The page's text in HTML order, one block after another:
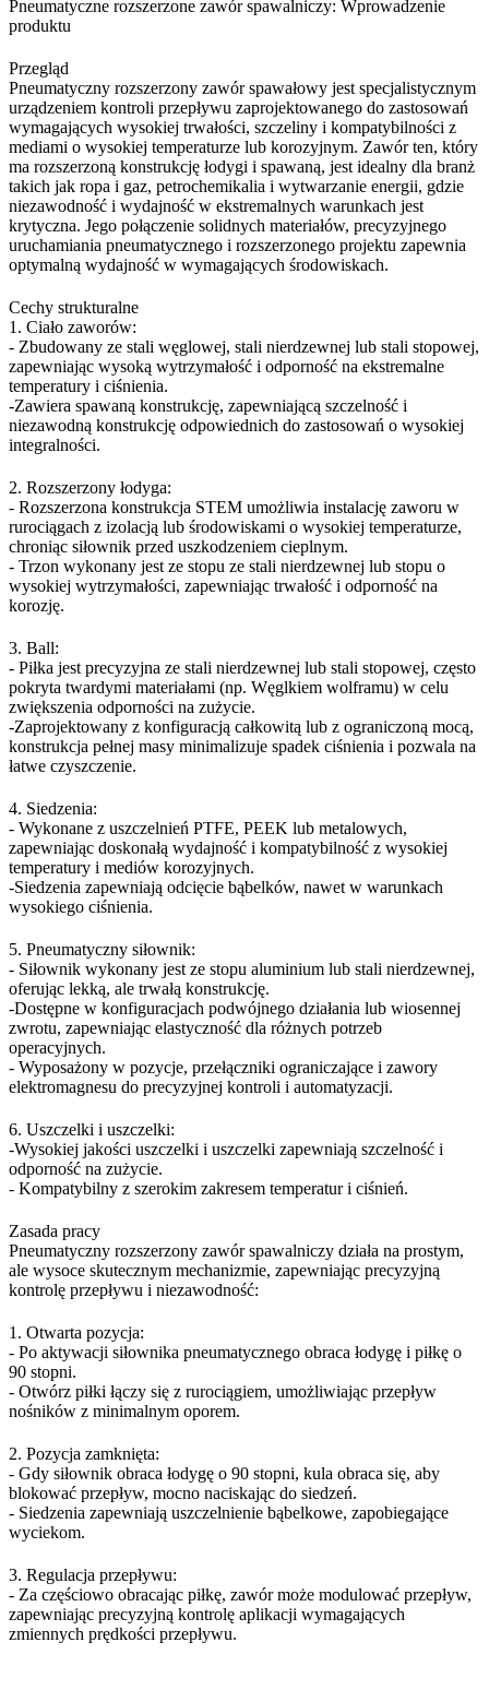
Pneumatyczne rozszerzone zawór spawalniczy: Wprowadzenie
produktu
Przegląd
Pneumatyczny rozszerzony zawór spawałowy jest specjalistycznym
urządzeniem kontroli przepływu zaprojektowanego do zastosowań
wymagających wysokiej trwałości, szczeliny i kompatybilności z
mediami o wysokiej temperaturze lub korozyjnym. Zawór ten, który
ma rozszerzoną konstrukcję łodygi i spawaną, jest idealny dla branż
takich jak ropa i gaz, petrochemikalia i wytwarzanie energii, gdzie
niezawodność i wydajność w ekstremalnych warunkach jest
krytyczna. Jego połączenie solidnych materiałów, precyzyjnego
uruchamiania pneumatycznego i rozszerzonego projektu zapewnia
optymalną wydajność w wymagających środowiskach.
Cechy strukturalne
1. Ciało zaworów:
- Zbudowany ze stali węglowej, stali nierdzewnej lub stali stopowej,
zapewniając wysoką wytrzymałość i odporność na ekstremalne
temperatury i ciśnienia.
-Zawiera spawaną konstrukcję, zapewniającą szczelność i
niezawodną konstrukcję odpowiednich do zastosowań o wysokiej
integralności.
2. Rozszerzony łodyga:
- Rozszerzona konstrukcja STEM umożliwia instalację zaworu w
rurociągach z izolacją lub środowiskami o wysokiej temperaturze,
chroniąc siłownik przed uszkodzeniem cieplnym.
- Trzon wykonany jest ze stopu ze stali nierdzewnej lub stopu o
wysokiej wytrzymałości, zapewniając trwałość i odporność na
korozję.
3. Ball:
- Piłka jest precyzyjna ze stali nierdzewnej lub stali stopowej, często
pokryta twardymi materiałami (np. Węglkiem wolframu) w celu
zwiększenia odporności na zużycie.
-Zaprojektowany z konfiguracją całkowitą lub z ograniczoną mocą,
konstrukcja pełnej masy minimalizuje spadek ciśnienia i pozwala na
łatwe czyszczenie.
4. Siedzenia:
- Wykonane z uszczelnień PTFE, PEEK lub metalowych,
zapewniając doskonałą wydajność i kompatybilność z wysokiej
temperatury i mediów korozyjnych.
-Siedzenia zapewniają odcięcie bąbelków, nawet w warunkach
wysokiego ciśnienia.
5. Pneumatyczny siłownik:
- Siłownik wykonany jest ze stopu aluminium lub stali nierdzewnej,
oferując lekką, ale trwałą konstrukcję.
-Dostępne w konfiguracjach podwójnego działania lub wiosennej
zwrotu, zapewniając elastyczność dla różnych potrzeb
operacyjnych.
- Wyposażony w pozycje, przełączniki ograniczające i zawory
elektromagnesu do precyzyjnej kontroli i automatyzacji.
6. Uszczelki i uszczelki:
-Wysokiej jakości uszczelki i uszczelki zapewniają szczelność i
odporność na zużycie.
- Kompatybilny z szerokim zakresem temperatur i ciśnień.
Zasada pracy
Pneumatyczny rozszerzony zawór spawalniczy działa na prostym,
ale wysoce skutecznym mechanizmie, zapewniając precyzyjną
kontrolę przepływu i niezawodność:
1. Otwarta pozycja:
- Po aktywacji siłownika pneumatycznego obraca łodygę i piłkę o
90 stopni.
- Otwórz piłki łączy się z rurociągiem, umożliwiając przepływ
nośników z minimalnym oporem.
2. Pozycja zamknięta:
- Gdy siłownik obraca łodygę o 90 stopni, kula obraca się, aby
blokować przepływ, mocno naciskając do siedzeń.
- Siedzenia zapewniają uszczelnienie bąbelkowe, zapobiegające
wyciekom.
3. Regulacja przepływu:
- Za częściowo obracając piłkę, zawór może modulować przepływ,
zapewniając precyzyjną kontrolę aplikacji wymagających
zmiennych prędkości przepływu.